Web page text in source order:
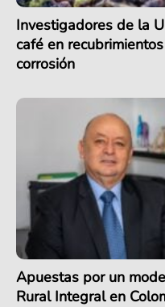
Investigadores de la
café en
corrosión
Apuestas por un
Rural Integral en